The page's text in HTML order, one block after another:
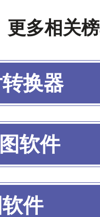
更多相关
换器
软件
件